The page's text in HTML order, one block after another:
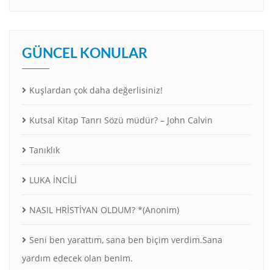
GÜNCEL KONULAR
Kuşlardan çok daha değerlisiniz!
Kutsal Kitap Tanrı Sözü müdür? – John Calvin
Tanıklık
LUKA İNCİLİ
NASIL HRİSTİYAN OLDUM? *(Anonim)
Seni ben yarattım, sana ben biçim verdim.Sana
yardım edecek olan benim.